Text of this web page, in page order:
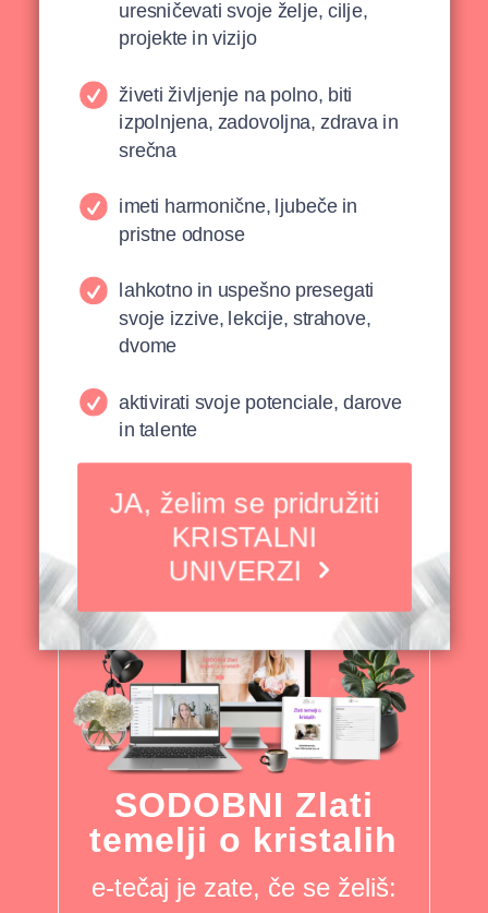
uresničevati svoje želje, cilje,
projekte in vizijo
živeti življenje na polno, biti
izpolnjena, zadovoljna, zdrava in
srečna
imeti harmonične, ljubeče in
pristne odnose
lahkotno in uspešno presegati
svoje izzive, lekcije, strahove,
dvome
aktivirati svoje potenciale, darove
in talente
JA, želim se pridružiti
KRISTALNI
UNIVERZI
SODOBNI Zlati
temelji o kristalih
e-tečaj je zate, če se želiš: